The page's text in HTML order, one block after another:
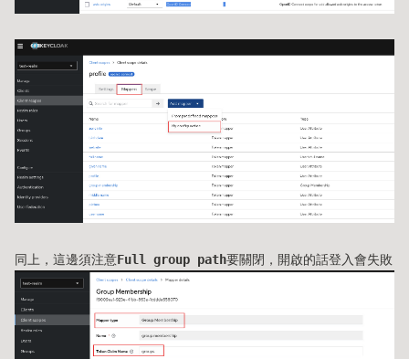
同上，這邊須注意Full group path要關閉，開啟的話登入會失敗